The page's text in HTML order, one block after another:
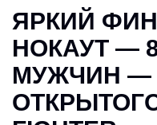
О федерации
Клубы
Новости
Документы
ЯРКИЙ
НОКАУТ —
МУЖЧИН —